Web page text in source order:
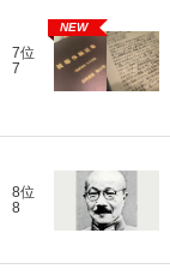
7位
7
NEW
8位
8